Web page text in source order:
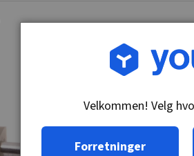
Varenr.: 1850659
Velkommen! Velg
Forretninger